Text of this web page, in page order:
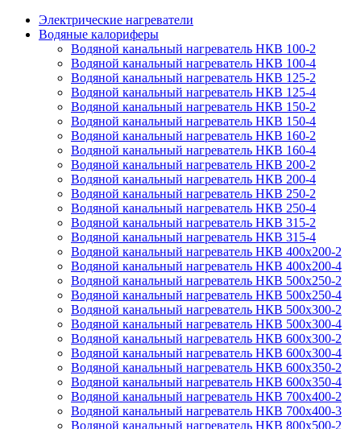
Электрические нагреватели
Водяные калориферы
Водяной канальный нагреватель НКВ 100-2
Водяной канальный нагреватель НКВ 100-4
Водяной канальный нагреватель НКВ 125-2
Водяной канальный нагреватель НКВ 125-4
Водяной канальный нагреватель НКВ 150-2
Водяной канальный нагреватель НКВ 150-4
Водяной канальный нагреватель НКВ 160-2
Водяной канальный нагреватель НКВ 160-4
Водяной канальный нагреватель НКВ 200-2
Водяной канальный нагреватель НКВ 200-4
Водяной канальный нагреватель НКВ 250-2
Водяной канальный нагреватель НКВ 250-4
Водяной канальный нагреватель НКВ 315-2
Водяной канальный нагреватель НКВ 315-4
Водяной канальный нагреватель НКВ 400x200-2
Водяной канальный нагреватель НКВ 400x200-4
Водяной канальный нагреватель НКВ 500x250-2
Водяной канальный нагреватель НКВ 500x250-4
Водяной канальный нагреватель НКВ 500x300-2
Водяной канальный нагреватель НКВ 500x300-4
Водяной канальный нагреватель НКВ 600x300-2
Водяной канальный нагреватель НКВ 600x300-4
Водяной канальный нагреватель НКВ 600x350-2
Водяной канальный нагреватель НКВ 600x350-4
Водяной канальный нагреватель НКВ 700x400-2
Водяной канальный нагреватель НКВ 700x400-3
Водяной канальный нагреватель НКВ 800x500-2